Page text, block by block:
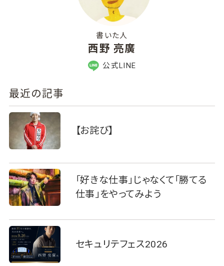
書いた人
西野 亮廣
公式LINE
最近の記事
【お詫び】
「好きな仕事」じゃなくて「勝てる
仕事」をやってみよう
セキュリテフェス2026